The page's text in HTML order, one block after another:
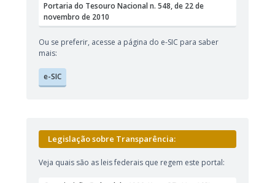
Portaria do Tesouro Nacional n. 548, de 22 de
novembro de 2010
Ou se preferir, acesse a página do e-SIC para saber
mais:
e-SIC
Legislação sobre Transparência:
Veja quais são as leis federais que regem este portal: